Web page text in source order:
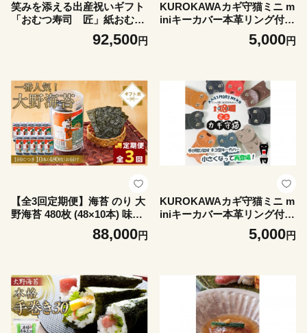
笑みを添える出産祝いギフト
「おむつ寿司 匠」紙おむつ
Sサイズ メッセージカード
92,500円
KUROKAWAカギ守猫ミニ m
iniキーカバー本革リング付き
カラフル【キャメル】5,000円
【全3回定期便】海苔 のり 大
野海苔 480枚 (48×10本) 味付
88,000円
KUROKAWAカギ守猫ミニ m
iniキーカバー本革リング付き
カラフル【ブラック】5,000円